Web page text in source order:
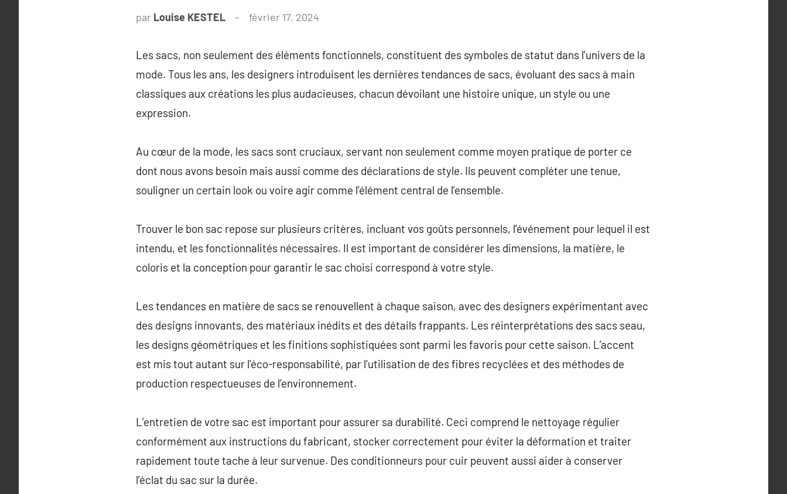
par Louise KESTEL février 17, 2024
Les sacs, non seulement des éléments fonctionnels, constituent des symboles de statut dans l’univers de la
mode. Tous les ans, les designers introduisent les dernières tendances de sacs, évoluant des sacs à main
classiques aux créations les plus audacieuses, chacun dévoilant une histoire unique, un style ou une
expression.
Au cœur de la mode, les sacs sont cruciaux, servant non seulement comme moyen pratique de porter ce
dont nous avons besoin mais aussi comme des déclarations de style. Ils peuvent compléter une tenue,
souligner un certain look ou voire agir comme l’élément central de l’ensemble.
Trouver le bon sac repose sur plusieurs critères, incluant vos goûts personnels, l’événement pour lequel il est
intendu, et les fonctionnalités nécessaires. Il est important de considérer les dimensions, la matière, le
coloris et la conception pour garantir le sac choisi correspond à votre style.
Les tendances en matière de sacs se renouvellent à chaque saison, avec des designers expérimentant avec
des designs innovants, des matériaux inédits et des détails frappants. Les réinterprétations des sacs seau,
les designs géométriques et les finitions sophistiquées sont parmi les favoris pour cette saison. L’accent
est mis tout autant sur l’éco-responsabilité, par l’utilisation de des fibres recyclées et des méthodes de
production respectueuses de l’environnement.
L’entretien de votre sac est important pour assurer sa durabilité. Ceci comprend le nettoyage régulier
conformément aux instructions du fabricant, stocker correctement pour éviter la déformation et traiter
rapidement toute tache à leur survenue. Des conditionneurs pour cuir peuvent aussi aider à conserver
l’éclat du sac sur la durée.